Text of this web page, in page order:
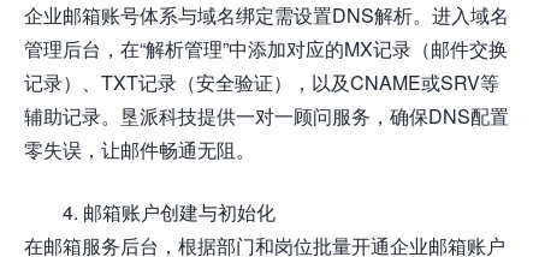
企业邮箱账号体系与域名绑定需设置DNS解析。进入域名
管理后台，在“解析管理”中添加对应的MX记录（邮件交换
记录）、TXT记录（安全验证），以及CNAME或SRV等
辅助记录。垦派科技提供一对一顾问服务，确保DNS配置
零失误，让邮件畅通无阻。
4. 邮箱账户创建与初始化
在邮箱服务后台，根据部门和岗位批量开通企业邮箱账户